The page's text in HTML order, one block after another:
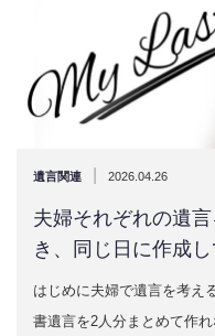
遺言関連 2026.04.26
夫婦それぞれの遺
き、同じ日に作成
はじめに夫婦で遺言を考え
書遺言を2人分まとめて作